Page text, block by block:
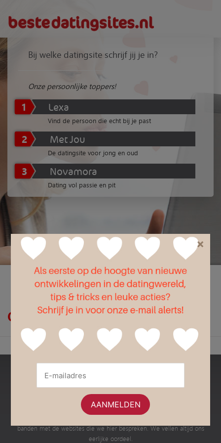
Bij welke datingsite schrijf jij je in?
Onze persoonlijke toppers!
1 Lexa
Vind de persoon die echt bij je past
2 Met Jou
De datingsite voor jong en oud
3 Novamora
Dating vol passie en pit
Flirt Liefde Seks
Op zoek naar webshops?
Bestedatingsites.nl
Dit is een onafhankelijke website met informatie en advies over de
verschillende Nederlandse datingsites en dating apps. Wij hebben geen
banden met de websites die we hier bespreken. We vellen altijd ons
eerlijke oordeel.
×